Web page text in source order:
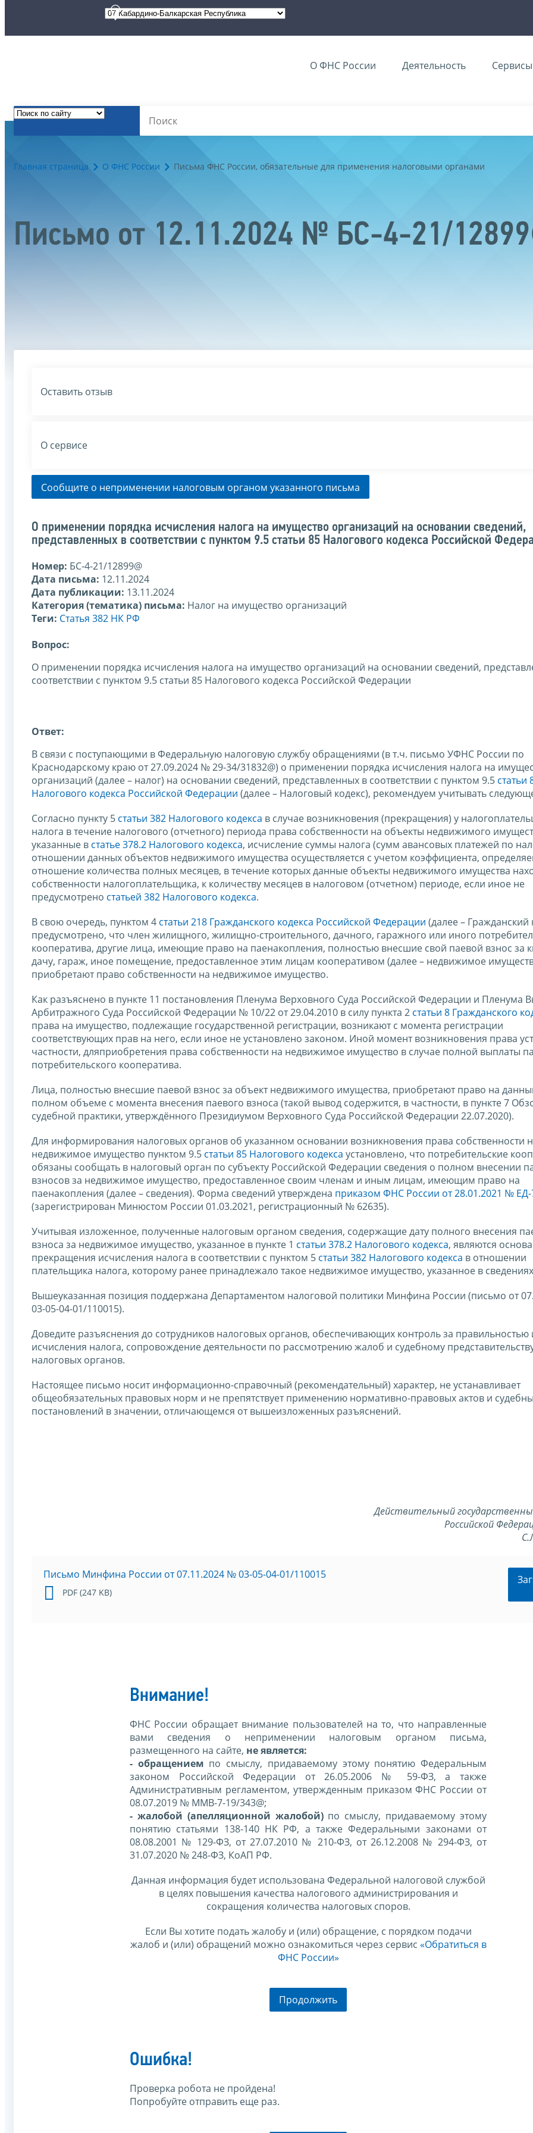
О ФНС России Деятельность Сервисы
Главная страница О ФНС России Письма ФНС России, обязательные для применения налоговыми органами
Письмо от 12.11.2024 № БС-4-21/
Оставить отзыв
О сервисе
Сообщите о неприменении налоговым органом указанного письма
О применении порядка исчисления налога на имущество организаций на основании сведений,
представленных в соответствии с пунктом 9.5 статьи 85 Налогового кодекса Российской
Номер: БС-4-21/12899@
Дата письма: 12.11.2024
Дата публикации: 13.11.2024
Категория (тематика) письма: Налог на имущество организаций
Теги: Статья 382 НК РФ
Вопрос:
О применении порядка исчисления налога на имущество организаций на основании сведений,
соответствии с пунктом 9.5 статьи 85 Налогового кодекса Российской Федерации
Ответ:
В связи с поступающими в Федеральную налоговую службу обращениями (в т.ч. письмо УФНС России по
Краснодарскому краю от 27.09.2024 № 29-34/31832@) о применении порядка исчисления налога на
организаций (далее – налог) на основании сведений, представленных в соответствии с пунктом 9.5 статьи
Налогового кодекса Российской Федерации (далее – Налоговый кодекс), рекомендуем учитывать
Согласно пункту 5 статьи 382 Налогового кодекса в случае возникновения (прекращения) у
налога в течение налогового (отчетного) периода права собственности на объекты недвижимого
указанные в статье 378.2 Налогового кодекса, исчисление суммы налога (сумм авансовых платежей по
отношении данных объектов недвижимого имущества осуществляется с учетом коэффициента,
отношение количества полных месяцев, в течение которых данные объекты недвижимого имущества
собственности налогоплательщика, к количеству месяцев в налоговом (отчетном) периоде, если иное не
предусмотрено статьей 382 Налогового кодекса.
В свою очередь, пунктом 4 статьи 218 Гражданского кодекса Российской Федерации (далее – Гражданский
предусмотрено, что член жилищного, жилищно-строительного, дачного, гаражного или иного
кооператива, другие лица, имеющие право на паенакопления, полностью внесшие свой паевой взнос за
дачу, гараж, иное помещение, предоставленное этим лицам кооперативом (далее – недвижимое
приобретают право собственности на недвижимое имущество.
Как разъяснено в пункте 11 постановления Пленума Верховного Суда Российской Федерации и Пленума
Арбитражного Суда Российской Федерации № 10/22 от 29.04.2010 в силу пункта 2 статьи 8 Гражданского
права на имущество, подлежащие государственной регистрации, возникают с момента регистрации
соответствующих прав на него, если иное не установлено законом. Иной момент возникновения права
частности, дляприобретения права собственности на недвижимое имущество в случае полной выплаты
потребительского кооператива.
Лица, полностью внесшие паевой взнос за объект недвижимого имущества, приобретают право на
полном объеме с момента внесения паевого взноса (такой вывод содержится, в частности, в пункте 7
судебной практики, утверждённого Президиумом Верховного Суда Российской Федерации 22.07.2020).
Для информирования налоговых органов об указанном основании возникновения права собственности
недвижимое имущество пунктом 9.5 статьи 85 Налогового кодекса установлено, что потребительские
обязаны сообщать в налоговый орган по субъекту Российской Федерации сведения о полном внесении
взносов за недвижимое имущество, предоставленное своим членам и иным лицам, имеющим право на
паенакопления (далее – сведения). Форма сведений утверждена приказом ФНС России от 28.01.2021 № ЕД-
(зарегистрирован Минюстом России 01.03.2021, регистрационный № 62635).
Учитывая изложенное, полученные налоговым органом сведения, содержащие дату полного внесения
взноса за недвижимое имущество, указанное в пункте 1 статьи 378.2 Налогового кодекса, являются
прекращения исчисления налога в соответствии с пунктом 5 статьи 382 Налогового кодекса в отношении
плательщика налога, которому ранее принадлежало такое недвижимое имущество, указанное в
Вышеуказанная позиция поддержана Департаментом налоговой политики Минфина России (письмо от
03-05-04-01/110015).
Доведите разъяснения до сотрудников налоговых органов, обеспечивающих контроль за правильностью
исчисления налога, сопровождение деятельности по рассмотрению жалоб и судебному
налоговых органов.
Настоящее письмо носит информационно-справочный (рекомендательный) характер, не устанавливает
общеобязательных правовых норм и не препятствует применению нормативно-правовых актов и
постановлений в значении, отличающемся от вышеизложенных разъяснений.
Действительный
Российской
Письмо Минфина России от 07.11.2024 № 03-05-04-01/110015
PDF (247 KB)
Внимание!
ФНС России обращает внимание пользователей на то, что направленные
вами сведения о неприменении налоговым органом письма,
размещенного на сайте, не является:
- обращением по смыслу, придаваемому этому понятию Федеральным
законом Российской Федерации от 26.05.2006 № 59-ФЗ, а также
Административным регламентом, утвержденным приказом ФНС России от
08.07.2019 № ММВ-7-19/343@;
- жалобой (апелляционной жалобой)по смыслу, придаваемому этому
понятию статьями 138-140 НК РФ, а также Федеральными законами от
08.08.2001 № 129-ФЗ, от 27.07.2010 № 210-ФЗ, от 26.12.2008 № 294-ФЗ, от
31.07.2020 № 248-ФЗ, КоАП РФ.
Данная информация будет использована Федеральной налоговой службой
в целях повышения качества налогового администрирования и
сокращения количества налоговых споров.
Если Вы хотите подать жалобу и (или) обращение, с порядком подачи
жалоб и (или) обращений можно ознакомиться через сервис «Обратиться в
ФНС России»
Продолжить
Ошибка!
Проверка робота не пройдена!
Попробуйте отправить еще раз.